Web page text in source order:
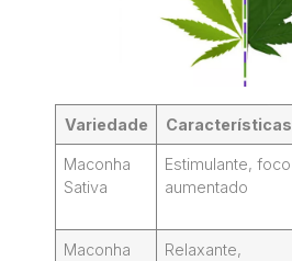
Variedade Características
Maconha
Sativa
Estimulante, foco
aumentado
Maconha
Relaxante,